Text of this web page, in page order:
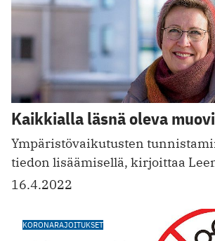
Kaikkialla läsnä oleva muovi
Ympäristövaikutusten
tiedon lisäämisellä, kirjoittaa
16.4.2022
KORONARAJOITUKSET